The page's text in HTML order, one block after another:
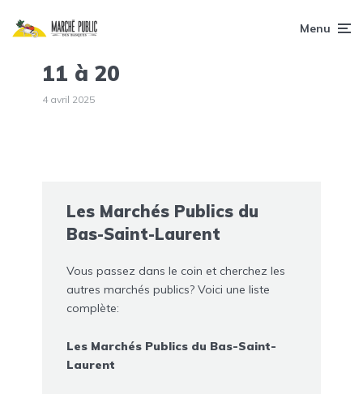
Menu
11 à 20
4 avril 2025
Les Marchés Publics du
Bas-Saint-Laurent
Vous passez dans le coin et cherchez les
autres marchés publics? Voici une liste
complète:
Les Marchés Publics du Bas-Saint-
Laurent